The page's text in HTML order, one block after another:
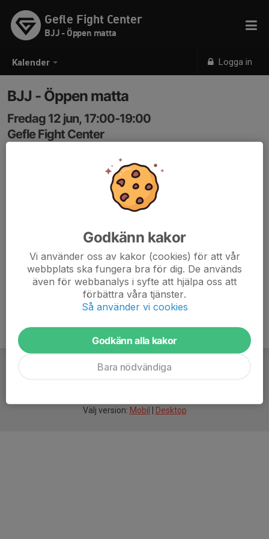
Kalender Logga in
Gefle Fight Center
BJJ - Öppen matta
BJJ - Öppen matta
Fredag 12 jun, 17:00-19:00
Gefle Fight Center
Välj version: Mobil Desktop
Godkänn kakor
Vi använder oss av kakor (cookies) för att vår
webbplats ska fungera bra för dig. De används
även för webbanalys i syfte att hjälpa oss att
förbättra våra tjänster.
Så använder vi cookies
Godkänn alla kakor
Bara nödvändiga